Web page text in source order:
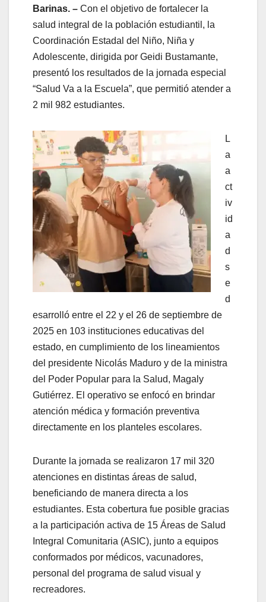
Barinas. – Con el objetivo de fortalecer la
salud integral de la población estudiantil, la
Coordinación Estadal del Niño, Niña y
Adolescente, dirigida por Geidi Bustamante,
presentó los resultados de la jornada especial
“Salud Va a la Escuela”, que permitió atender a
2 mil 982 estudiantes.
L
a
a
ct
iv
id
a
d
s
e
d
esarrolló entre el 22 y el 26 de septiembre de
2025 en 103 instituciones educativas del
estado, en cumplimiento de los lineamientos
del presidente Nicolás Maduro y de la ministra
del Poder Popular para la Salud, Magaly
Gutiérrez. El operativo se enfocó en brindar
atención médica y formación preventiva
directamente en los planteles escolares.
Durante la jornada se realizaron 17 mil 320
atenciones en distintas áreas de salud,
beneficiando de manera directa a los
estudiantes. Esta cobertura fue posible gracias
a la participación activa de 15 Áreas de Salud
Integral Comunitaria (ASIC), junto a equipos
conformados por médicos, vacunadores,
personal del programa de salud visual y
recreadores.